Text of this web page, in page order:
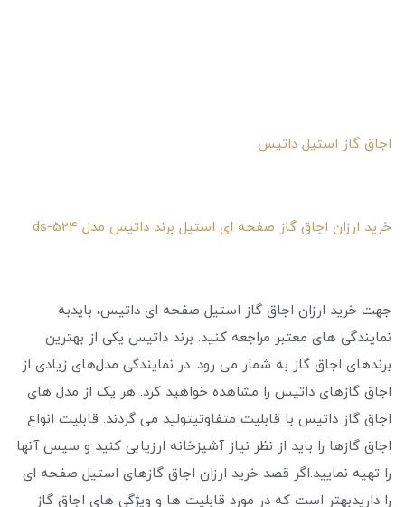
اجاق گاز استیل داتیس
خرید ارزان اجاق گاز صفحه ای استیل برند داتیس مدل ds-524
جهت خرید ارزان اجاق گاز استیل صفحه ‌ای داتیس، بایدبه
نمایندگی ‌های معتبر مراجعه کنید. برند داتیس یکی از بهترین
برندهای اجاق گاز به شمار می‌ رود. در نمایندگی مدل‌های زیادی از
اجاق گازهای داتیس را مشاهده خواهید کرد. هر یک از مدل ‌های
اجاق گاز داتیس با قابلیت متفاوتیتولید می‌ گردند. قابلیت انواع
اجاق گازها را باید از نظر نیاز آشپزخانه ارزیابی کنید و سپس آنها
را تهیه نمایید.اگر قصد خرید ارزان اجاق گازهای استیل صفحه ‌ای
را داریدبهتر است که در مورد قابلیت ‌ها و ویژگی‌ های اجاق گاز